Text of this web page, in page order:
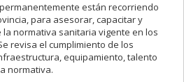
están recorriendo
para asesorar, capacitar y
normativa sanitaria vigente en los
revisa el cumplimiento de los
equipamiento, talento
normativa.